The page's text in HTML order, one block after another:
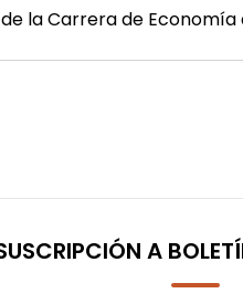
Masculino
la Carrera de Economía
A